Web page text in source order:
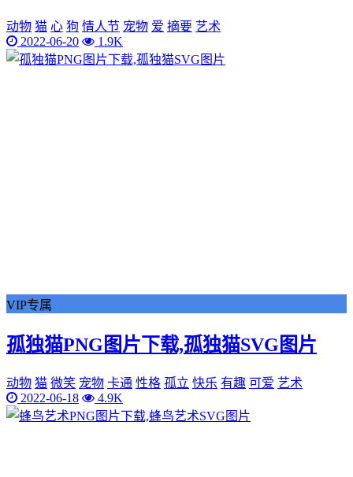
动物 猫 心 狗 情人节 宠物 爱 摘要 艺术
2022-06-20
1.9K
VIP专属
孤独猫PNG图片下载,孤独猫SVG图片
动物 猫 微笑 宠物 卡通 性格 孤立 快乐 有趣 可爱 艺术
2022-06-18
4.9K